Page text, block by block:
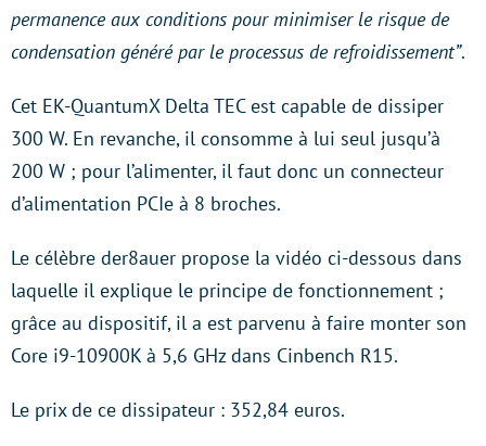
permanence aux conditions pour minimiser le risque de
condensation généré par le processus de refroidissement”.
Cet EK-QuantumX Delta TEC est capable de dissiper
300 W. En revanche, il consomme à lui seul jusqu’à
200 W ; pour l’alimenter, il faut donc un connecteur
d’alimentation PCIe à 8 broches.
Le célèbre der8auer propose la vidéo ci-dessous dans
laquelle il explique le principe de fonctionnement ;
grâce au dispositif, il a est parvenu à faire monter son
Core i9-10900K à 5,6 GHz dans Cinbench R15.
Le prix de ce dissipateur : 352,84 euros.